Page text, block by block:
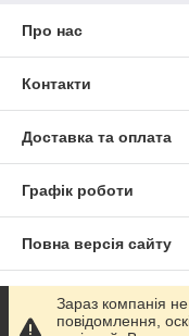
Про нас
Контакти
Доставка та оплата
Графік роботи
Повна версія сайту
Сайт створено на
Зараз компанія
повідомлення,